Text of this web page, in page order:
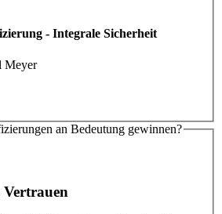
Team Personenzertifizierung - Integrale Sicherheit
Meyer
an Bedeutung gewinnen?
Vertrauen